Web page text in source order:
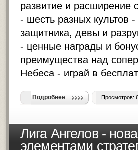
развитие и расширение
- шесть разных культов
защитника, девы и
- ценные награды и
преимущества над
Небеса - играй в
Подробнее Просмотров:
Лига Ангелов -
элементами